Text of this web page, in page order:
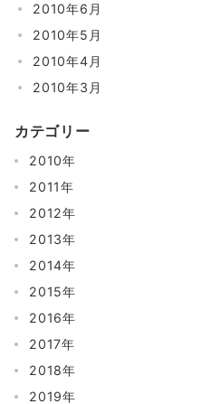
2010年6月
2010年5月
2010年4月
2010年3月
カテゴリー
2010年
2011年
2012年
2013年
2014年
2015年
2016年
2017年
2018年
2019年